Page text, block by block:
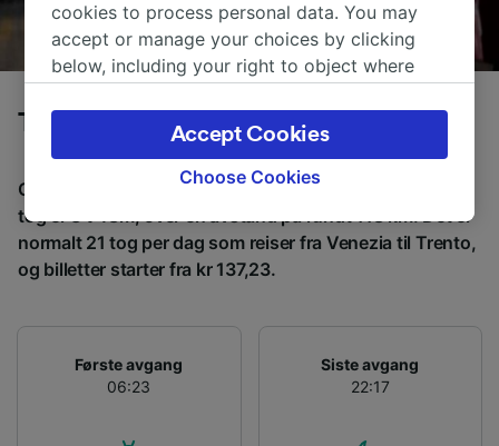
Tog fra Venezia til Trento
Gjennomsnittlig tid å reise fra Venezia til Trento med
tog er 3 t 48m, over en avstand på rundt 118 km. Det er
normalt 21 tog per dag som reiser fra Venezia til Trento,
og billetter starter fra kr 137,23.
Første avgang
06:23
Siste avgang
22:17
cookies to process personal data. You may
accept or manage your choices by clicking
below, including your right to object where
the privacy policy page. These choices will be
signaled to our partners and will not affect
browsing data. Your data will not be used for
track you.
We and our partners process data to provide:
Personalised advertising and content,
advertising and content measurement,
Choose Cookies
Accept Cookies